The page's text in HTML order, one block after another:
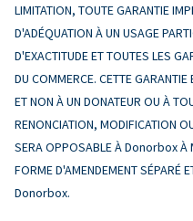
LIMITATION, TOUTE GARANTIE
D'ADÉQUATION À UN USAGE
D'EXACTITUDE ET TOUTES LES
DU COMMERCE. CETTE
ET NON À UN DONATEUR OU À
RENONCIATION, MODIFICATION
SERA OPPOSABLE À Donorbox À
FORME D'AMENDEMENT SÉPARÉ
Donorbox.